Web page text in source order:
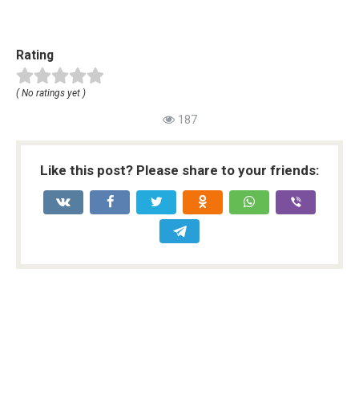
Rating
( No ratings yet )
187
Like this post? Please share to your friends: